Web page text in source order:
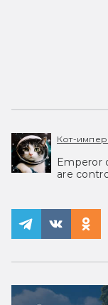
Кот-
Emperor
are